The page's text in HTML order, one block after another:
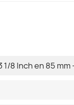
1/8 Inch en 85 mm